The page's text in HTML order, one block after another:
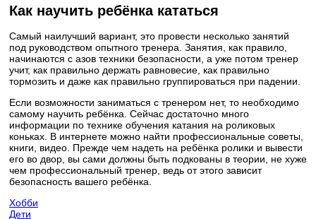
Как научить ребёнка кататься
Самый наилучший вариант, это провести несколько занятий
под руководством опытного тренера. Занятия, как правило,
начинаются с азов техники безопасности, а уже потом тренер
учит, как правильно держать равновесие, как правильно
тормозить и даже как правильно группироваться при падении.
Если возможности заниматься с тренером нет, то необходимо
самому научить ребёнка. Сейчас достаточно много
информации по технике обучения катания на роликовых
коньках. В интернете можно найти профессиональные советы,
книги, видео. Прежде чем надеть на ребёнка ролики и вывести
его во двор, вы сами должны быть подкованы в теории, не хуже
чем профессиональный тренер, ведь от этого зависит
безопасность вашего ребёнка.
Хобби
Дети